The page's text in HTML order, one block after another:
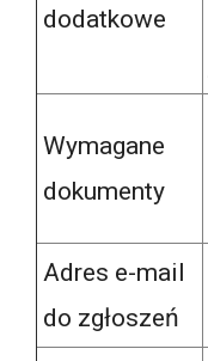
dodatkowe
Wymagane
dokumenty
Adres e-mail
do zgłoszeń